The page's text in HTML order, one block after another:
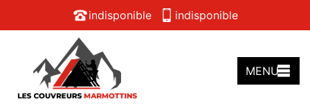
indisponible indisponible
MENU